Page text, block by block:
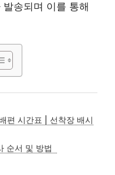
송되며 이를 통해
편 시간표 | 선착장 배시
순서 및 방법